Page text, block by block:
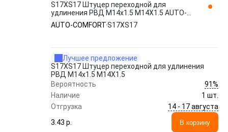
S17ХS17 Штуцер переходной для
удлинения РВД М14х1.5 М14Х1.5 AUTO-
COMFORT
AUTO-COMFORTS17ХS17
Лучшее предложение
S17ХS17 Штуцер переходной для удлинения
РВД М14х1.5 М14Х1.5
Вероятность
91%
Наличие
1 шт.
Отгрузка
14 - 17 августа
3.43 p.
В корзину